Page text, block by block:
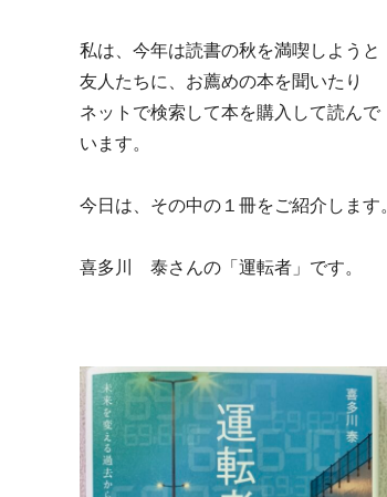
私は、今年は読書の秋を満喫しようと
友人たちに、お薦めの本を聞いたり
ネットで検索して本を購入して読んで
います。
今日は、その中の１冊をご紹介します。
喜多川 泰さんの「運転者」です。